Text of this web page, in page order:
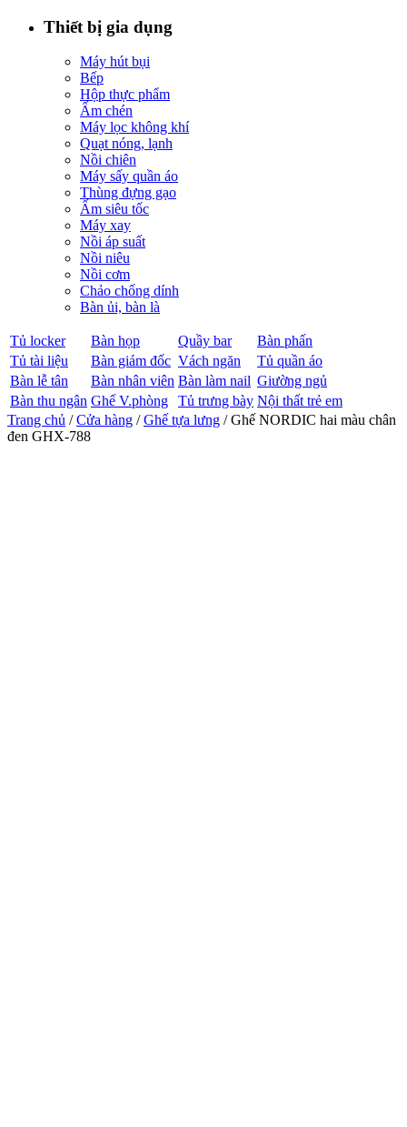
Thiết bị gia dụng
Máy hút bụi
Bếp
Hộp thực phẩm
Ấm chén
Máy lọc không khí
Quạt nóng, lạnh
Nồi chiên
Máy sấy quần áo
Thùng đựng gạo
Ấm siêu tốc
Máy xay
Nồi áp suất
Nồi niêu
Nồi cơm
Chảo chống dính
Bàn ủi, bàn là
Tủ locker Bàn họp Quầy bar
Bàn phấn
Tủ tài liệu
Bàn giám đốc Vách ngăn
Tủ quần áo
Bàn lễ tân
Bàn nhân viên Bàn làm nail Giường ngủ
Bàn thu ngân Ghế V.phòng Tủ trưng bày Nội thất trẻ em
Trang chủ /Cửa hàng /Ghế tựa lưng / Ghế NORDIC hai màu chân
đen GHX-788